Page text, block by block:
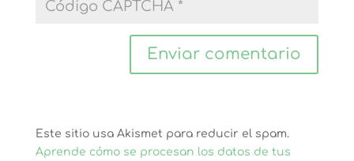
Este sitio usa Akismet para reducir el spam.
Aprende cómo se procesan los datos de tus